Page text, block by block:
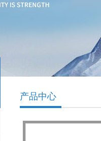
产品中心